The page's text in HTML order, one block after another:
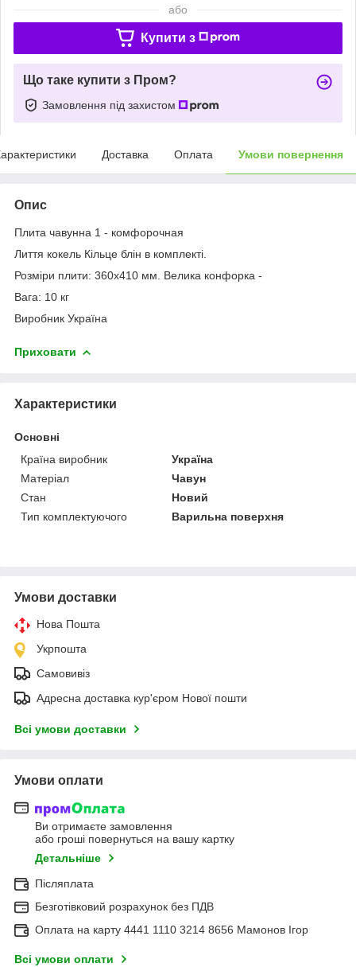
або
Купити з
Що таке купити з Пром?
Замовлення під захистом
Доставка Оплата Умови повернення
Опис
Плита чавунна 1 - комфорочная
Лиття кокель Кільце блін в комплекті.
Розміри плити: 360х410 мм. Велика конфорка -
Вага: 10 кг
Виробник Україна
Приховати
Характеристики
Основні
Країна виробник
Україна
Матеріал
Чавун
Стан
Новий
Тип комплектуючого
Варильна поверхня
Умови доставки
Нова Пошта
Укрпошта
Самовивіз
Адресна доставка кур'єром Нової пошти
Всі умови доставки
Умови оплати
Ви отримаєте замовлення
або гроші повернуться на вашу картку
Детальніше
Післяплата
Безготівковий розрахунок без ПДВ
Оплата на карту 4441 1110 3214 8656 Мамонов Ігор
Всі умови оплати